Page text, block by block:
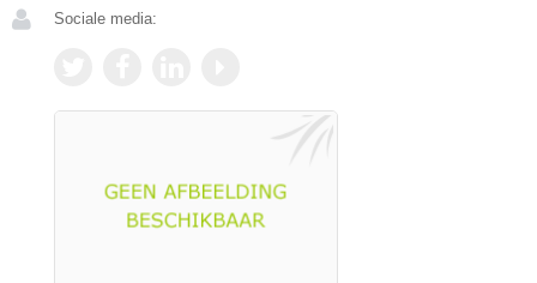
Sociale media: